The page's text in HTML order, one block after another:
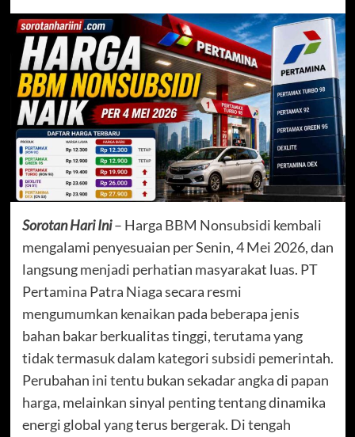
Sorotan Hari Ini– Harga BBM Nonsubsidi kembali
mengalami penyesuaian per Senin, 4 Mei 2026, dan
langsung menjadi perhatian masyarakat luas. PT
Pertamina Patra Niaga secara resmi
mengumumkan kenaikan pada beberapa jenis
bahan bakar berkualitas tinggi, terutama yang
tidak termasuk dalam kategori subsidi pemerintah.
Perubahan ini tentu bukan sekadar angka di papan
harga, melainkan sinyal penting tentang dinamika
energi global yang terus bergerak. Di tengah